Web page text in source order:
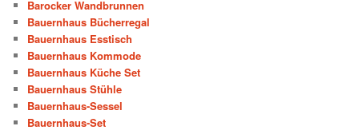
Barocker Wandbrunnen
Bauernhaus Bücherregal
Bauernhaus Esstisch
Bauernhaus Kommode
Bauernhaus Küche Set
Bauernhaus Stühle
Bauernhaus-Sessel
Bauernhaus-Set